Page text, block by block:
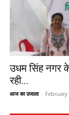
उधम सिंह नगर
रही...
आज का उजाला - February